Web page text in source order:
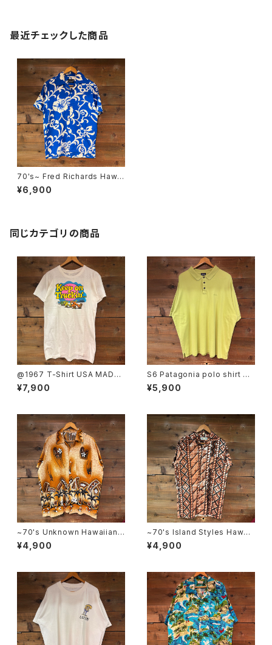
最近チェックした商品
70's~ Fred Richards Hawai
i Shirt
¥6,900
同じカテゴリの商品
@1967 T-Shirt USA MADE
SIZE:L
¥7,900
S6 Patagonia polo shirt SI
ZE:XL
¥5,900
~70's Unknown Hawaiian
Shirt
¥4,900
~70's Island Styles Hawaii
an Shirt
¥4,900